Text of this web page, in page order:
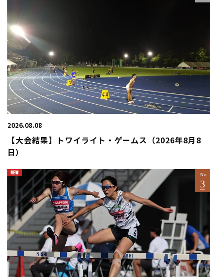
2026.08.08
【大会結果】トワイライト・ゲームス（2026年8月8
日）